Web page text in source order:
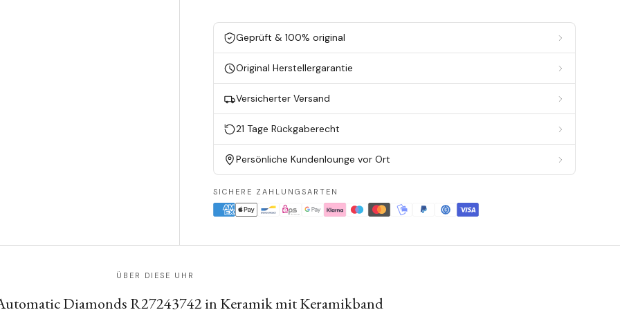
Geprüft & 100% original
Original Herstellergarantie
Versicherter Versand
21 Tage Rückgaberecht
Persönliche Kundenlounge vor Ort
SICHERE ZAHLUNGSARTEN
ÜBER DIESE UHR
Diamonds R27243742 in Keramik mit Keramikband